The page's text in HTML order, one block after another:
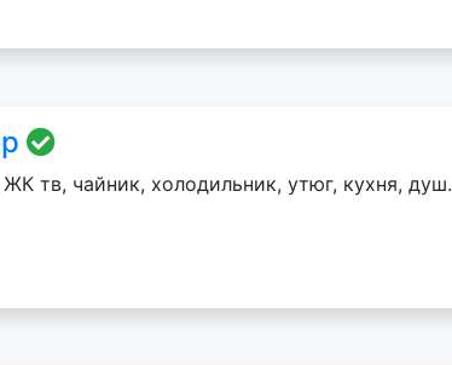
тв, чайник, холодильник, утюг, кухня, душ.